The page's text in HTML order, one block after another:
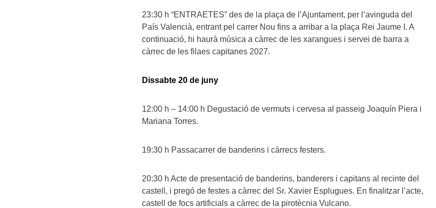
23:30 h “ENTRAETES” des de la plaça de l’Ajuntament, per l’avinguda del
País Valencià, entrant pel carrer Nou fins a arribar a la plaça Rei Jaume I. A
continuació, hi haurà música a càrrec de les xarangues i servei de barra a
càrrec de les filaes capitanes 2027.
Dissabte 20 de juny
12:00 h – 14:00 h Degustació de vermuts i cervesa al passeig Joaquín Piera i
Mariana Torres.
19:30 h Passacarrer de banderins i càrrecs festers.
20:30 h Acte de presentació de banderins, banderers i capitans al recinte del
castell, i pregó de festes a càrrec del Sr. Xavier Esplugues. En finalitzar l’acte,
castell de focs artificials a càrrec de la pirotècnia Vulcano.